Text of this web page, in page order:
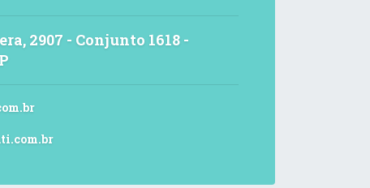
2907 - Conjunto 1618 -